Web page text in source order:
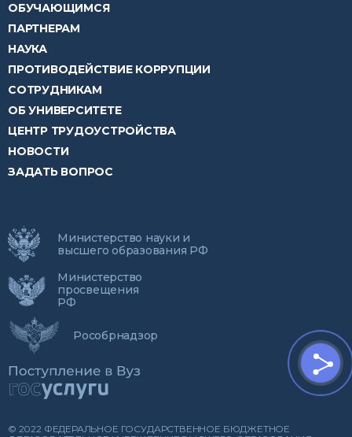
ОБУЧАЮЩИМСЯ
ПАРТНЕРАМ
НАУКА
ПРОТИВОДЕЙСТВИЕ КОРРУПЦИИ
СОТРУДНИКАМ
ОБ УНИВЕРСИТЕТЕ
ЦЕНТР ТРУДОУСТРОЙСТВА
НОВОСТИ
ЗАДАТЬ ВОПРОС
Министерство науки и
высшего образования РФ
Министерство
просвещения
РФ
Рособрнадзор
© 2022 ФЕДЕРАЛЬНОЕ ГОСУДАРСТВЕННОЕ БЮДЖЕТНОЕ